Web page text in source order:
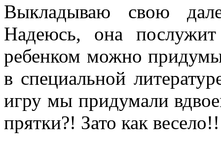
Выкладываю свою
Надеюсь, она
ребенком можно
в специальной
игру мы придумали
прятки?! Зато как